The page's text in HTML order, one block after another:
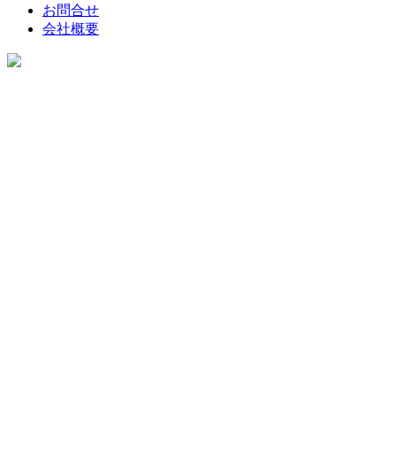
お問合せ
会社概要